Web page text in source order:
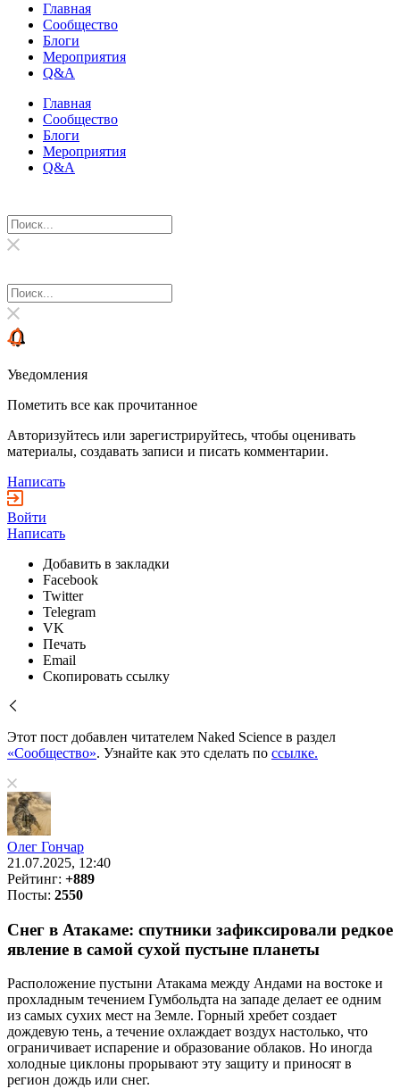
Главная
Сообщество
Блоги
Мероприятия
Q&A
Главная
Сообщество
Блоги
Мероприятия
Q&A
Уведомления
Пометить все как прочитанное
Авторизуйтесь или зарегистрируйтесь, чтобы оценивать
материалы, создавать записи и писать комментарии.
Написать
Войти
Написать
Добавить в закладки
Facebook
Twitter
Telegram
VK
Печать
Email
Скопировать ссылку
Этот пост добавлен читателем Naked Science в раздел
«Сообщество». Узнайте как это сделать по ссылке.
Олег Гончар
21.07.2025, 12:40
Рейтинг: +889
Посты: 2550
Снег в Атакаме: спутники зафиксировали редкое
явление в самой сухой пустыне планеты
Расположение пустыни Атакама между Андами на востоке и
прохладным течением Гумбольдта на западе делает ее одним
из самых сухих мест на Земле. Горный хребет создает
дождевую тень, а течение охлаждает воздух настолько, что
ограничивает испарение и образование облаков. Но иногда
холодные циклоны прорывают эту защиту и приносят в
регион дождь или снег.